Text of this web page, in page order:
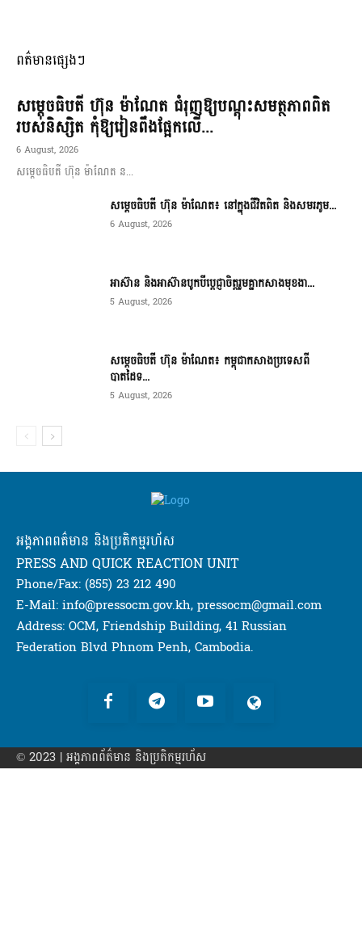
ពត៌មានផ្សេងៗ
សម្តេចធិបតី ហ៊ុន ម៉ាណែត ជំរុញឱ្យបណ្តុះសមត្ថភាពពិត
របស់និស្សិត កុំឱ្យរៀនពឹងផ្អែកលើ...
6 August, 2026
សម្តេចធិបតី ហ៊ុន ម៉ាណែត ន...
សម្តេចធិបតី ហ៊ុន ម៉ាណែត៖ នៅក្នុងជីវិតពិត និងសមរភូម...
6 August, 2026
អាស៊ាន និងអាស៊ានបូកបីប្តេជ្ញាចិត្តរួមគ្នាកសាងមុខងា...
5 August, 2026
សម្ដេចធិបតី ហ៊ុន ម៉ាណែត៖ កម្ពុជាកសាងប្រទេសពី
បាតដៃទ...
5 August, 2026
អង្គភាពពត៌មាន និងប្រតិកម្មរហ័ស
PRESS AND QUICK REACTION UNIT
Phone/Fax: (855) 23 212 490
E-Mail: info@pressocm.gov.kh, pressocm@gmail.com
Address: OCM, Friendship Building, 41 Russian
Federation Blvd Phnom Penh, Cambodia.
© 2023 | អង្គភាព​ព័ត៌មាន​ និងប្រតិកម្មរហ័ស